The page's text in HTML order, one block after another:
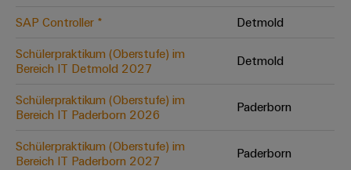
Praxisnahe
Unsere Neuheiten
im Bereich
SAP Controller *
Detmold
Schülerpraktikum (Oberstufe) im
Bereich IT Detmold 2027
Detmold
Schülerpraktikum (Oberstufe) im
Bereich IT Paderborn 2026
Paderborn
Schülerpraktikum (Oberstufe) im
Bereich IT Paderborn 2027
Paderborn